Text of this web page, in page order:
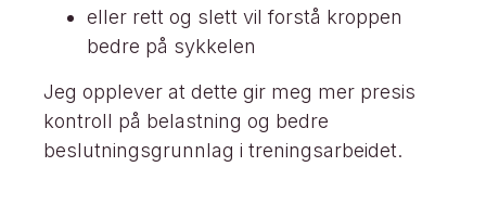
eller rett og slett vil forstå kroppen
bedre på sykkelen
Jeg opplever at dette gir meg mer presis
kontroll på belastning og bedre
beslutningsgrunnlag i treningsarbeidet.